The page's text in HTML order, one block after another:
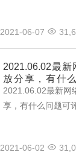
节点相提并论，不
统一回复： 第一
（本地连接当中的
114，4个1，
的DNS。） 第二：
太多，稳定性...
2021-06-07
2021.06.02最
放分享，有什
我。
2021.06.02最新网
享，有什么问题可
节点相提并论，不
2021-06-02